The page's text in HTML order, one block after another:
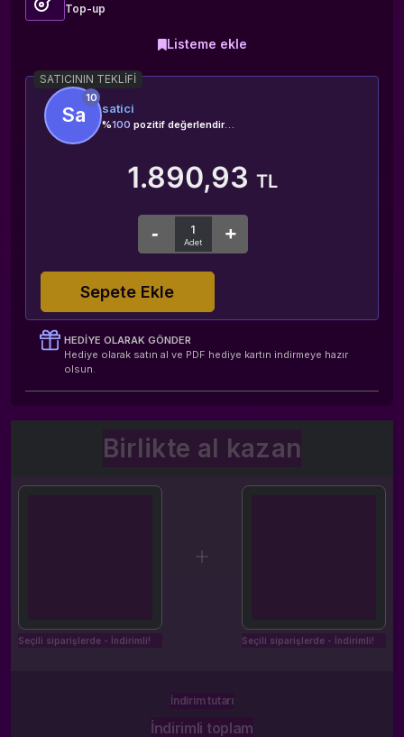
Top-up
Listeme ekle
SATICININ TEKLIFI
10
Sa satici
%100 pozitif değerlendirme
1.890,93 TL
Sepete Ekle
HEDIYE OLARAK GÖNDER
Hediye olarak satın al ve PDF hediye kartın indirmeye hazır
olsun.
Birlikte al kazan
Seçili siparişlerde - İndirimli! Seçili siparişlerde - İndirimli!
İndirim tutarı
İndirimli toplam